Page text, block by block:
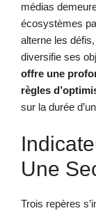
médias
écosystèmes
alterne les
diversifie ses
offre une
règles
sur la durée
Une
Trois repères